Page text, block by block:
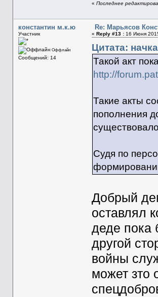
« Последнее
константин м.к.ю
Участник
Оффлайн
Сообщений: 14
Re: Марьясов
« Reply #13 :16 Июня
Цитата:
Такой акт
http://
Такие акты
пополнения
Судя по
Добрый
оставлял
деде пока
другой
войны
может зто